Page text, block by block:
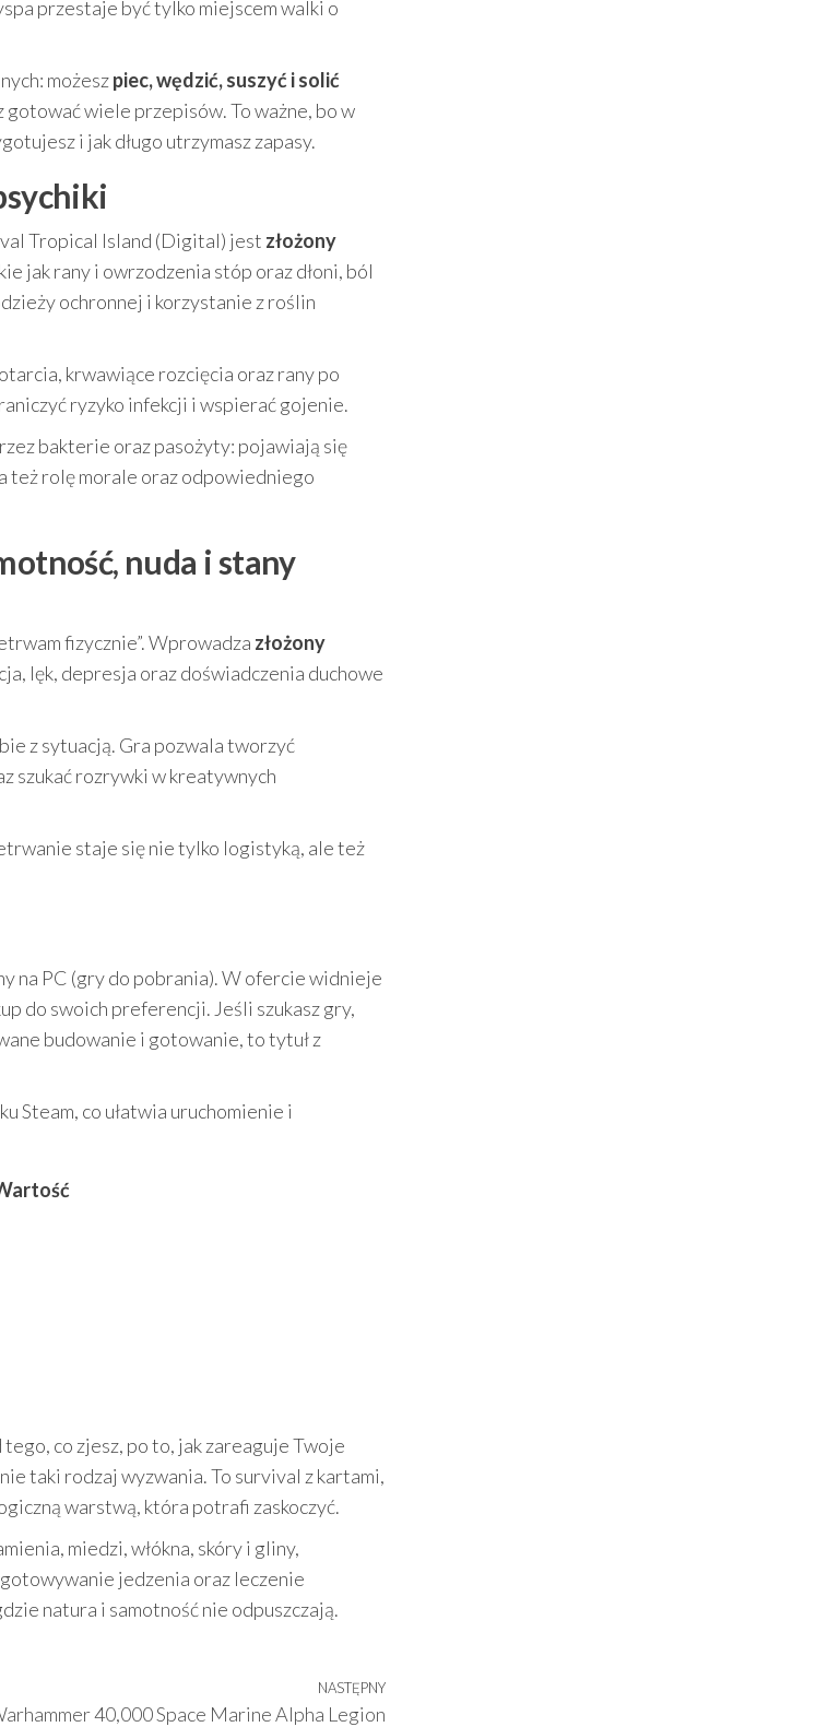
przestaje być tylko miejscem walki o
możeszpiec, wędzić, suszyć i solić
gotować wiele przepisów. To ważne, bo w
i jak długo utrzymasz zapasy.
Tropical Island (Digital) jest złożony
jak rany i owrzodzenia stóp oraz dłoni, ból
ochronnej i korzystanie z roślin
krwawiące rozcięcia oraz rany po
ryzyko infekcji i wspierać gojenie.
bakterie oraz pasożyty: pojawiają się
też rolę morale oraz odpowiedniego
nuda i stany
fizycznie”. Wprowadza złożony
lęk, depresja oraz doświadczenia duchowe
z sytuacją. Gra pozwala tworzyć
szukać rozrywki w kreatywnych
staje się nie tylko logistyką, ale też
na PC (gry do pobrania). W ofercie widnieje
do swoich preferencji. Jeśli szukasz gry,
budowanie i gotowanie, to tytuł z
Steam, co ułatwia uruchomienie i
co zjesz, po to, jak zareaguje Twoje
taki rodzaj wyzwania. To survival z kartami,
warstwą, która potrafi zaskoczyć.
miedzi, włókna, skóry i gliny,
jedzenia oraz leczenie
natura i samotność nie odpuszczają.
Następny
wpis
NASTĘPNY
40,000 Space Marine Alpha Legion